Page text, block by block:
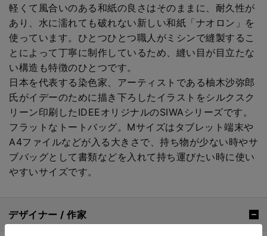
軽くて風合いのある和紙の良さはそのままに、耐久性が
あり、水に濡れても破れない新しい和紙「ナオロン」を
使っています。ひとつひとつ職人がミシンで縫製するこ
とによって丁寧に制作しているため、縫い目が目立たな
い構造も特徴のひとつです。
日本を代表する染色家、アーティストである柚木沙弥郎
氏がイデーのために描き下ろしたイラストをシルクスク
リーン印刷したIDEEオリジナルのSIWAシリーズです。
フラットなトートバッグ。Mサイズはタブレット端末や
A4ファイルなどが入る大きさで、持ち物が少ない時やサ
ブバッグとして書類などを入れて持ち運びたい時に使い
やすいサイズです。
デザイナー / 作家